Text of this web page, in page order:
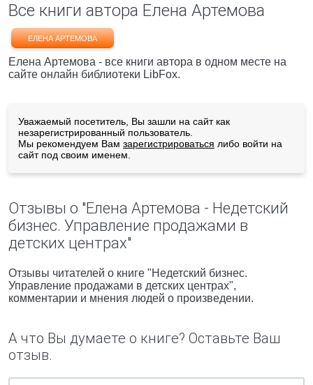
Все книги автора Елена Артемова
ЕЛЕНА АРТЕМОВА
Елена Артемова - все книги автора в одном месте на
сайте онлайн библиотеки LibFox.
Уважаемый посетитель, Вы зашли на сайт как
незарегистрированный пользователь.
Мы рекомендуем Вам зарегистрироваться либо войти на
сайт под своим именем.
Отзывы о "Елена Артемова - Недетский
бизнес. Управление продажами в
детских центрах"
Отзывы читателей о книге "Недетский бизнес.
Управление продажами в детских центрах",
комментарии и мнения людей о произведении.
А что Вы думаете о книге? Оставьте Ваш
отзыв.